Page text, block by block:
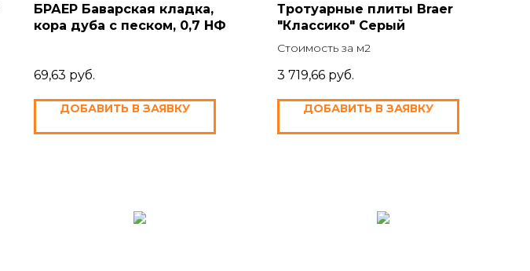
БРАЕР Баварская кладка,
кора дуба с песком, 0,7 НФ
69,63 руб.
ДОБАВИТЬ В ЗАЯВКУ
Тротуарные плиты Braer
"Классико" Серый
Стоимость за м2
3 719,66 руб.
ДОБАВИТЬ В ЗАЯВКУ